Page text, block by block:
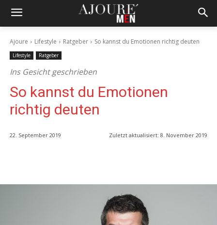
Ajoure Lifestyle Ratgeber So kannst du Emotionen richtig deuten
Lifestyle Ratgeber
Ins Gesicht geschrieben
So kannst du Emotionen
richtig deuten
22. September 2019 Zuletzt aktualisiert: 8. November 2019